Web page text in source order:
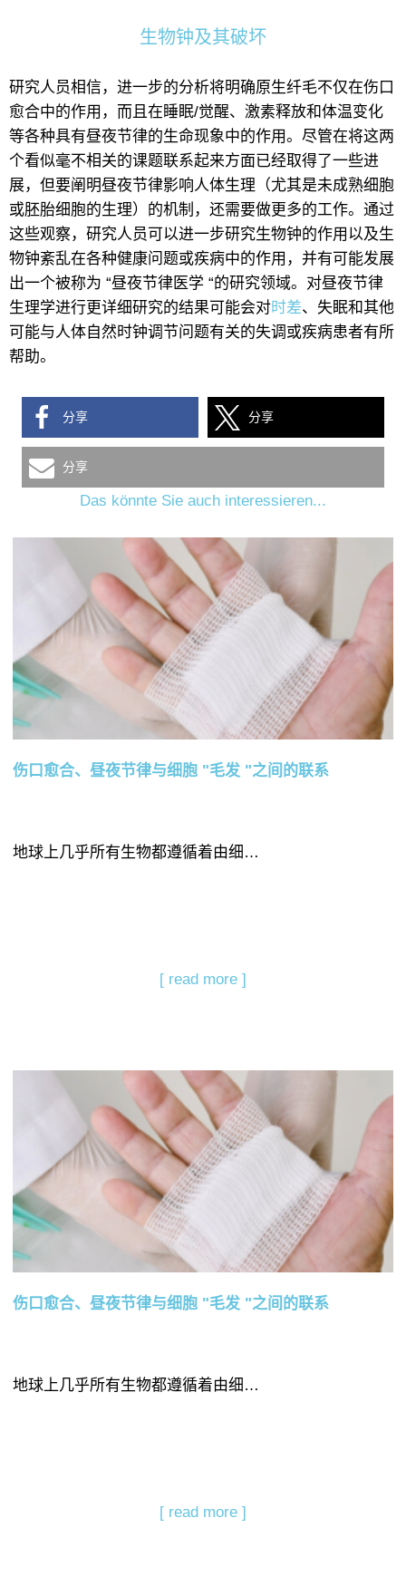
生物钟及其破坏
研究人员相信，进一步的分析将明确原生纤毛不仅在伤口
愈合中的作用，而且在睡眠/觉醒、激素释放和体温变化
等各种具有昼夜节律的生命现象中的作用。尽管在将这两
个看似毫不相关的课题联系起来方面已经取得了一些进
展，但要阐明昼夜节律影响人体生理（尤其是未成熟细胞
或胚胎细胞的生理）的机制，还需要做更多的工作。通过
这些观察，研究人员可以进一步研究生物钟的作用以及生
物钟紊乱在各种健康问题或疾病中的作用，并有可能发展
出一个被称为 “昼夜节律医学 “的研究领域。对昼夜节律
生理学进行更详细研究的结果可能会对时差、失眠和其他
可能与人体自然时钟调节问题有关的失调或疾病患者有所
帮助。
分享 分享
分享
Das könnte Sie auch interessieren...
伤口愈合、昼夜节律与细胞 "毛发 "之间的联系
地球上几乎所有生物都遵循着由细…
[ read more ]
伤口愈合、昼夜节律与细胞 "毛发 "之间的联系
地球上几乎所有生物都遵循着由细…
[ read more ]